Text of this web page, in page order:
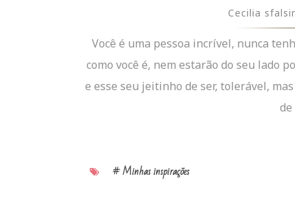
Cecilia
Você é uma pessoa incrível, nunca
como você é, nem estarão do seu lado
e esse seu jeitinho de ser, tolerável,
de
# Minhas inspirações